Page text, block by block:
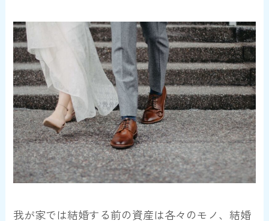
我が家では結婚する前の資産は各々のモノ、結婚